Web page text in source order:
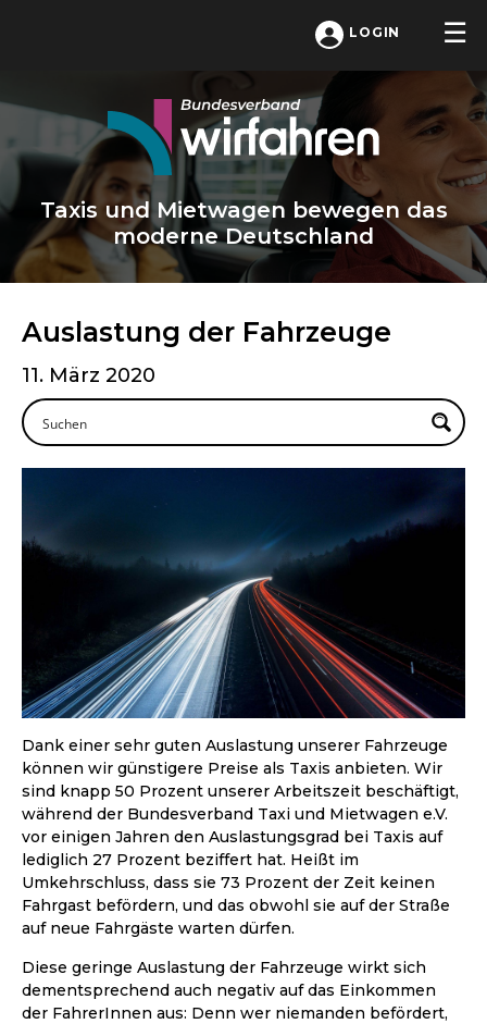
LOGIN
Taxis und Mietwagen bewegen das
moderne Deutschland
Auslastung der Fahrzeuge
11. März 2020
Dank einer sehr guten Auslastung unserer Fahrzeuge
können wir günstigere Preise als Taxis anbieten. Wir
sind knapp 50 Prozent unserer Arbeitszeit beschäftigt,
während der Bundesverband Taxi und Mietwagen e.V.
vor einigen Jahren den Auslastungsgrad bei Taxis auf
lediglich 27 Prozent beziffert hat. Heißt im
Umkehrschluss, dass sie 73 Prozent der Zeit keinen
Fahrgast befördern, und das obwohl sie auf der Straße
auf neue Fahrgäste warten dürfen.
Diese geringe Auslastung der Fahrzeuge wirkt sich
dementsprechend auch negativ auf das Einkommen
der FahrerInnen aus: Denn wer niemanden befördert,